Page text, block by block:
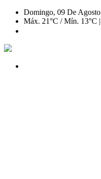
Domingo, 09 De
Máx. 21°C / Mín. 13°C